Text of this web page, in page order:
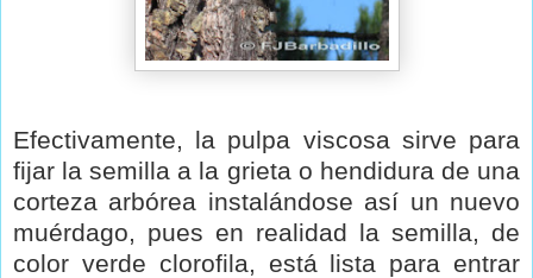
Efectivamente, la pulpa viscosa sirve para
fijar la semilla a la grieta o hendidura de una
corteza arbórea instalándose así un nuevo
muérdago, pues en realidad la semilla, de
color verde clorofila, está lista para entrar